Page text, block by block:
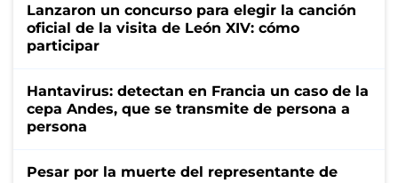
Lanzaron un concurso para elegir la canción
oficial de la visita de León XIV: cómo
participar
Hantavirus: detectan en Francia un caso de la
cepa Andes, que se transmite de persona a
persona
Pesar por la muerte del representante de